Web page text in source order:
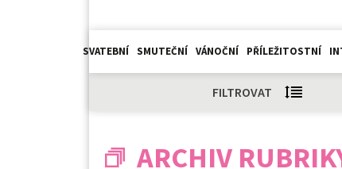
SVATEBNÍ SMUTEČNÍ VÁNOČNÍ PŘÍLEŽITOSTNÍ
FILTROVAT
ARCHIV